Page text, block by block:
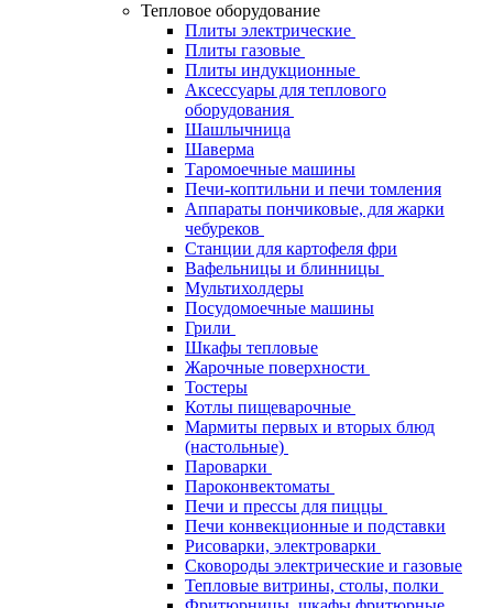
Тепловое оборудование
Плиты электрические
Плиты газовые
Плиты индукционные
Аксессуары для теплового
оборудования
Шашлычница
Шаверма
Таромоечные машины
Печи-коптильни и печи томления
Аппараты пончиковые, для жарки
чебуреков
Станции для картофеля фри
Вафельницы и блинницы
Мультихолдеры
Посудомоечные машины
Грили
Шкафы тепловые
Жарочные поверхности
Тостеры
Котлы пищеварочные
Мармиты первых и вторых блюд
(настольные)
Пароварки
Пароконвектоматы
Печи и прессы для пиццы
Печи конвекционные и подставки
Рисоварки, электроварки
Сковороды электрические и газовые
Тепловые витрины, столы, полки